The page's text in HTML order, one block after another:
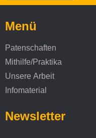
Menü
Patenschaften
Mithilfe/Praktika
Unsere Arbeit
Infomaterial
Newsletter